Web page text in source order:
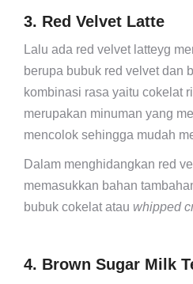
3. Red Velvet Latte
Lalu ada red velvet latteyg
berupa bubuk red velvet dan
kombinasi rasa yaitu cokelat
merupakan minuman yang
mencolok sehingga mudah
Dalam menghidangkan red
memasukkan bahan
bubuk cokelat atau whipped
4. Brown Sugar Milk